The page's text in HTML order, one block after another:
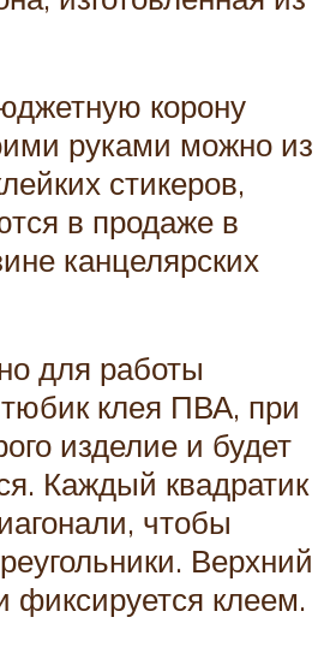
корону
руками можно из
стикеров,
в продаже в
канцелярских
для работы
клея ПВА, при
изделие и будет
Каждый квадратик
чтобы
Верхний
фиксируется клеем.